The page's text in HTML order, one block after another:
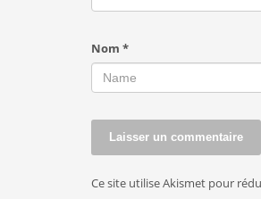
Nom *
Ce site utilise Akismet pour